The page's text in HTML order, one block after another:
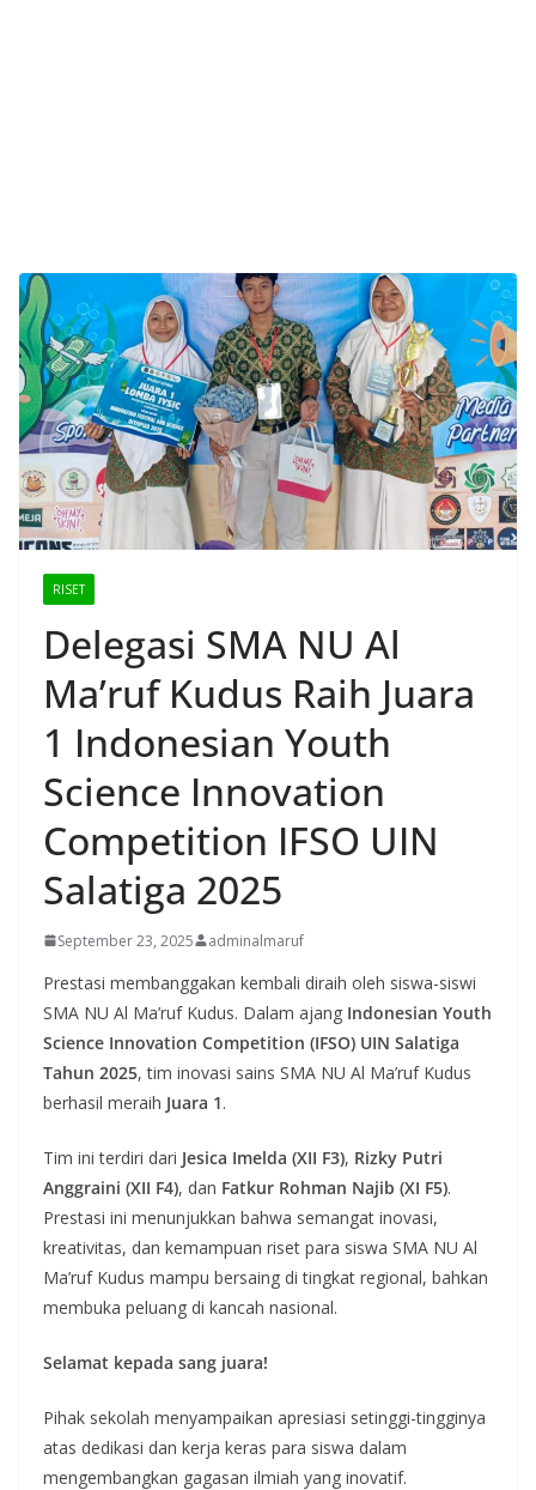
RISET
Delegasi SMA NU Al
Ma’ruf Kudus Raih Juara
1 Indonesian Youth
Science Innovation
Competition IFSO UIN
Salatiga 2025
September 23, 2025 adminalmaruf
Prestasi membanggakan kembali diraih oleh siswa-siswi
SMA NU Al Ma’ruf Kudus. Dalam ajang Indonesian Youth
Science Innovation Competition (IFSO) UIN Salatiga
Tahun 2025, tim inovasi sains SMA NU Al Ma’ruf Kudus
berhasil meraih Juara 1.
Tim ini terdiri dari Jesica Imelda (XII F3), Rizky Putri
Anggraini (XII F4), dan Fatkur Rohman Najib (XI F5).
Prestasi ini menunjukkan bahwa semangat inovasi,
kreativitas, dan kemampuan riset para siswa SMA NU Al
Ma’ruf Kudus mampu bersaing di tingkat regional, bahkan
membuka peluang di kancah nasional.
Selamat kepada sang juara!
Pihak sekolah menyampaikan apresiasi setinggi-tingginya
atas dedikasi dan kerja keras para siswa dalam
mengembangkan gagasan ilmiah yang inovatif.